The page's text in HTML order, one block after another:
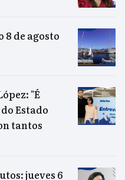
8 de agosto
"É
Estado
tantos
jueves 6